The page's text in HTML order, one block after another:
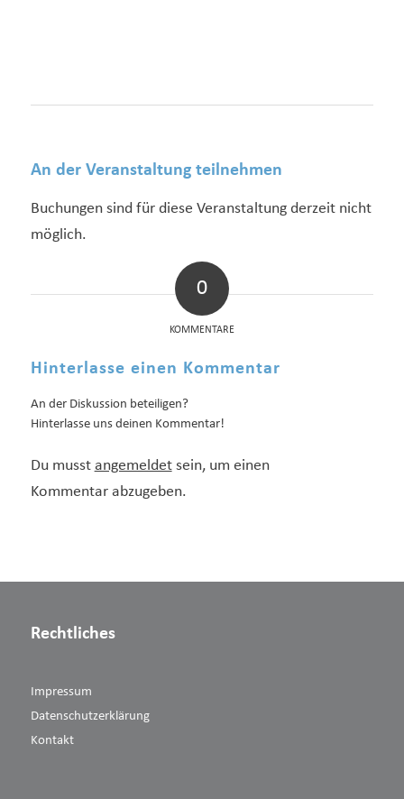
An der Veranstaltung teilnehmen
Buchungen sind für diese Veranstaltung derzeit nicht
möglich.
0
KOMMENTARE
Hinterlasse einen Kommentar
An der Diskussion beteiligen?
Hinterlasse uns deinen Kommentar!
Du musst angemeldetsein, um einen
Kommentar abzugeben.
Rechtliches
Impressum
Datenschutzerklärung
Kontakt